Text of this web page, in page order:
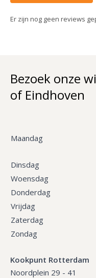
Er zijn nog geen reviews
Bezoek onze
of Eindhoven
Maandag
Dinsdag
Woensdag
Donderdag
Vrijdag
Zaterdag
Zondag
Kookpunt Rotterdam
Noordplein 29 - 41